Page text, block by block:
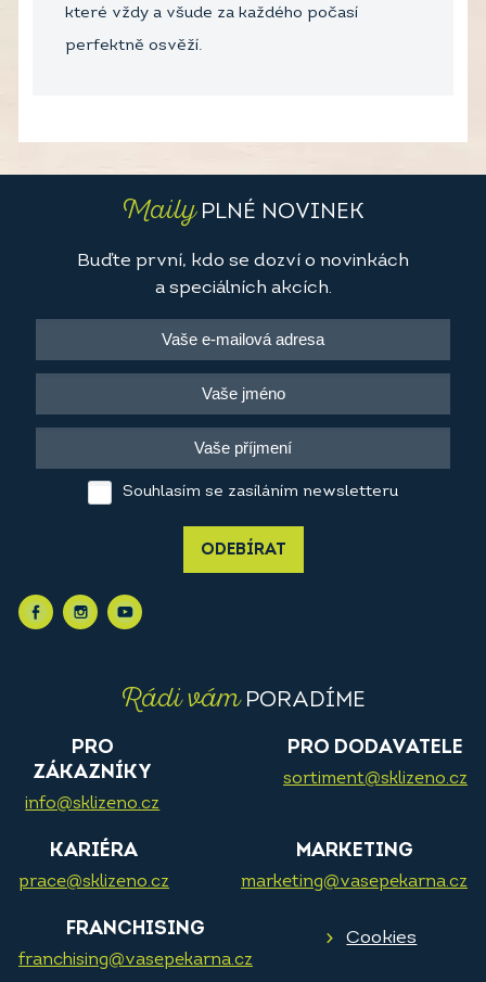
které vždy a všude za každého počasí
perfektně osvěží.
MailyPLNÉ NOVINEK
Buďte první, kdo se dozví o novinkách
a speciálních akcích.
Souhlasím se zasíláním newsletteru
ODEBÍRAT
Rádi vámPORADÍME
PRO
ZÁKAZNÍKY
info@sklizeno.cz
PRO DODAVATELE
sortiment@sklizeno.cz
KARIÉRA
prace@sklizeno.cz
MARKETING
marketing@vasepekarna.cz
FRANCHISING
franchising@vasepekarna.cz
Cookies